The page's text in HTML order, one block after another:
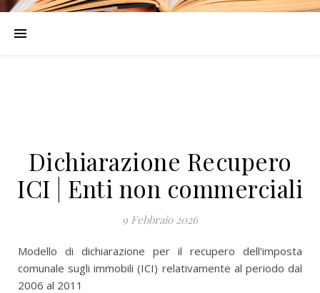
Dichiarazione Recupero
ICI | Enti non commerciali
9 Febbraio 2026
Modello di dichiarazione per il recupero dell'imposta
comunale sugli immobili (ICI) relativamente al periodo dal
2006 al 2011